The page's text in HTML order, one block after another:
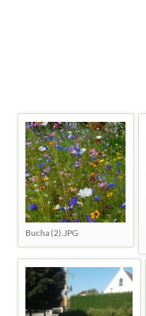
Bucha (2).JPG